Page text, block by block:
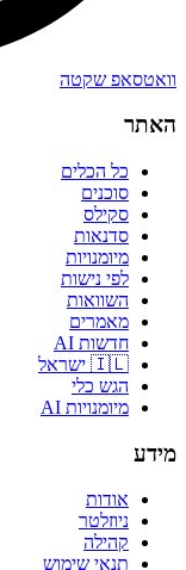
וואטסאפ שקטה
האתר
כל הכלים
סוכנים
סקילס
סדנאות
מיומנויות
לפי נישות
השוואות
מאמרים
חדשות AI
🇮🇱 ישראל
הגש כלי
מיומנויות AI
מידע
אודות
ניוזלטר
קהילה
תנאי שימוש